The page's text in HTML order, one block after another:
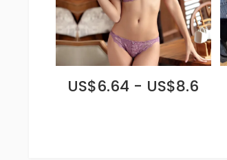
US$6.64 - US$8.6